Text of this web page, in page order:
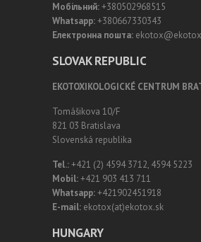
Мобільний:+380502968515
Whatsapp:+380667330343
Електронна пошта:
SLOVAK REPUBLIC
EKOTOXIKOLOGICKÉ CENTRUM
Tomášikova 10/F
821 03 Bratislava
Slovenská republika
Tel.:+421 (2) 4594 3712, 4594 5223
Mobil:+421 903 413 711
Whatsapp:+421902451918
E-mail: ekotox(at)ekotox.sk
HUNGARY